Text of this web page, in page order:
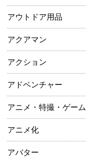
アウトドア用品
アクアマン
アクション
アドベンチャー
アニメ・特撮・ゲーム
アニメ化
アバター